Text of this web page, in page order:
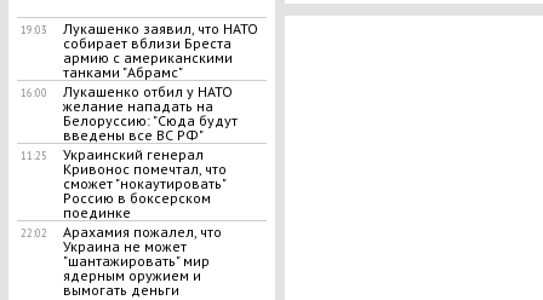
19:03
Лукашенко заявил, что НАТО
собирает вблизи Бреста
армию с американскими
танками "Абрамс"
16:00
Лукашенко отбил у НАТО
желание нападать на
Белоруссию: "Сюда будут
введены все ВС РФ"
11:25
Украинский генерал
Кривонос помечтал, что
сможет "нокаутировать"
Россию в боксерском
поединке
22:02
Арахамия пожалел, что
Украина не может
"шантажировать" мир
ядерным оружием и
вымогать деньги